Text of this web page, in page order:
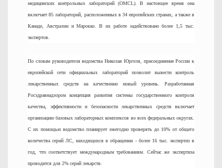
медицинских контрольных лабораторий (OMCL). В настоящее время она
включает 85 лабораторий, расположенных в 34 европейских странах, а также в
Канаде, Австралии и Марокко. В их работе задействовано более 1,5 тыс.
экспертов.
По словам руководителя ведомства Николая Юргеля, присоединение России к
европейской сети официальных лабораторий позволит вывести контроль
лекарственных средств на качественно новый уровень. Разработанная
Росздравнадзором концепция развития системы государственного контроля
качества, эффективности и безопасности лекарственных средств включает
организацию базовых лабораторных комплексов во всех федеральных округах.
С их помощью ведомство планирует ежегодно проверять до 10% от общего
количества серий ЛС, находящихся в обращении - более 16 тыс. экспертиз в
год, что соответствует международным требованиям. Сейчас же экспертиза
проводится для 2% серий лекарств.